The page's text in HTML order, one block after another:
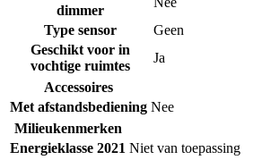
dimmer
Type sensor
Geen
Geschikt voor in
vochtige ruimtes
Ja
Accessoires
Met afstandsbediening Nee
Milieukenmerken
Energieklasse 2021 Niet van toepassing